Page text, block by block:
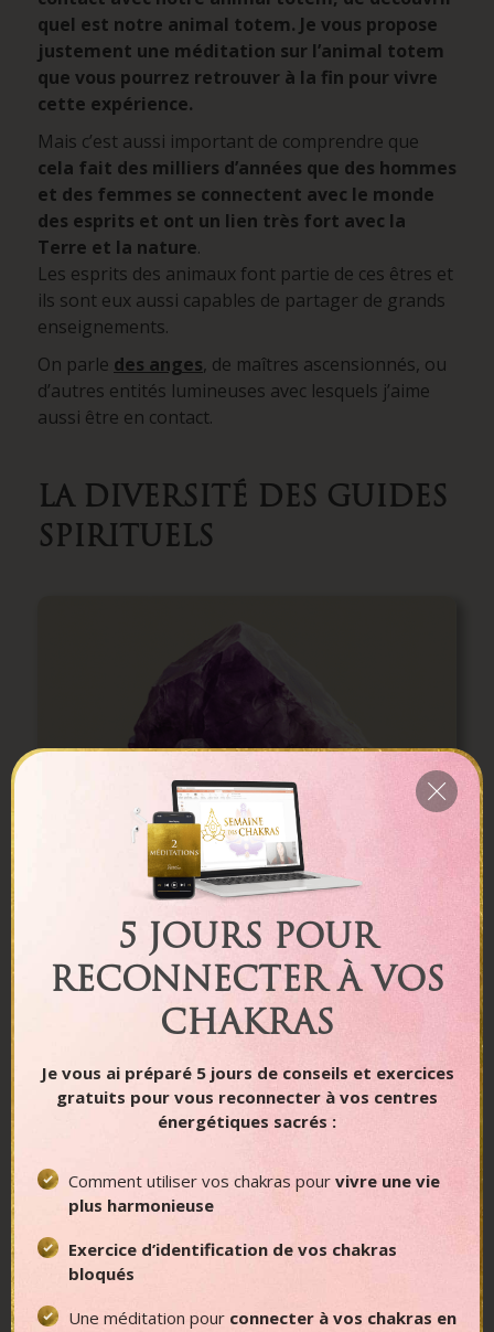
quel est notre animal totem. Je vous propose
justement une méditation sur l’animal totem
que vous pourrez retrouver à la fin pour vivre
cette expérience.
Mais c’est aussi important de comprendre que
cela fait des milliers d’années que des hommes
et des femmes se connectent avec le monde
des esprits et ont un lien très fort avec la
Terre et la nature.
Les esprits des animaux font partie de ces êtres et
ils sont eux aussi capables de partager de grands
enseignements.
On parle des anges, de maîtres ascensionnés, ou
d’autres entités lumineuses avec lesquels j’aime
aussi être en contact.
LA DIVERSITÉ DES GUIDES
SPIRITUELS
énormément d’esprits lumineux et sages qui
peuvent nous apporter de grands messages de
sagesse et avec lesquels on peut interagir.
Je pense aux esprits des animaux totems, maisil y
a aussi les esprits des pierres
On peut se connecter avec l’essence de
l’améthyste, du cristal de roche ou du diamant par
exemple, qui peuvent eux aussi nous enseigner
5 JOURS POUR
RECONNECTER À VOS
CHAKRAS
Je vous ai préparé 5 jours de conseils et exercices
gratuits pour vous reconnecter à vos centres
énergétiques sacrés :
Comment utiliser vos chakras pour vivre une vie
plus harmonieuse
Exercice d’identification de vos chakras
bloqués
Une méditation pour connecter à vos chakras en